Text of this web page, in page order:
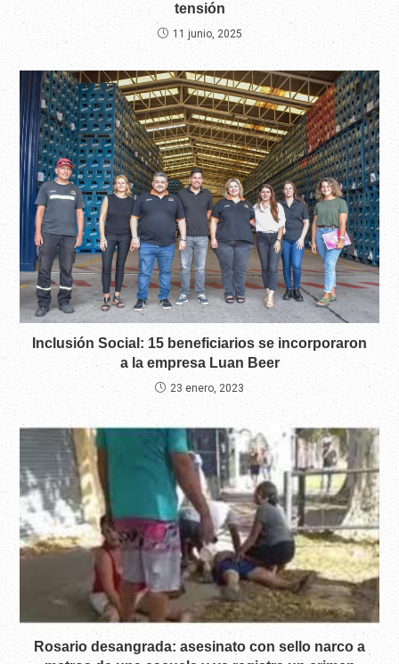
tensión
11 junio, 2025
Inclusión Social: 15 beneficiarios se incorporaron
a la empresa Luan Beer
23 enero, 2023
Rosario desangrada: asesinato con sello narco a